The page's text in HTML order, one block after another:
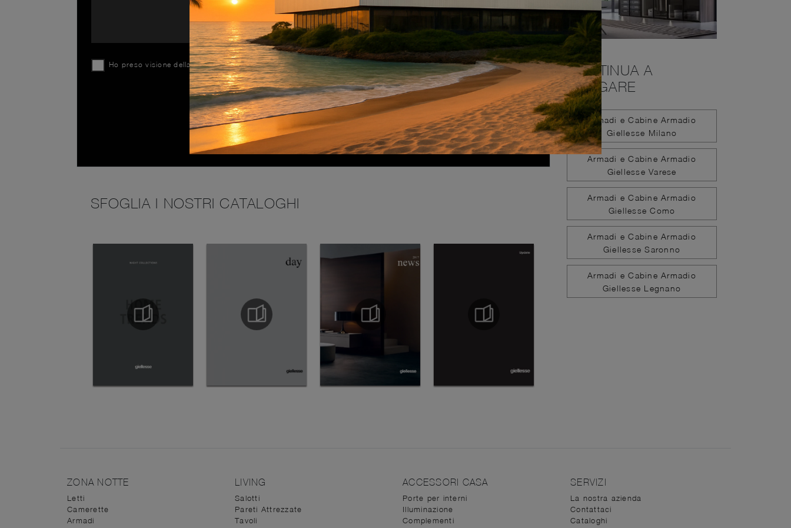
Ho preso visione dellaPrivacy Policy
INVIA
SFOGLIA I NOSTRI CATALOGHI
CONTINUA A
NAVIGARE
Armadi e Cabine Armadio
Giellesse Milano
Armadi e Cabine Armadio
Giellesse Varese
Armadi e Cabine Armadio
Giellesse Como
Armadi e Cabine Armadio
Giellesse Saronno
Armadi e Cabine Armadio
Giellesse Legnano
ZONA NOTTE
Letti
Camerette
Armadi
LIVING
Salotti
Pareti Attrezzate
Tavoli
ACCESSORI CASA
Porte per interni
Illuminazione
Complementi
SERVIZI
La nostra azienda
Contattaci
Cataloghi